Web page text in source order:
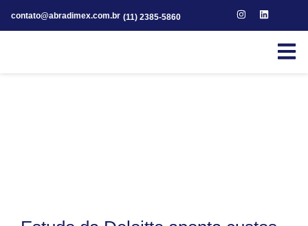
contato@abradimex.com.br (11) 2385-5860